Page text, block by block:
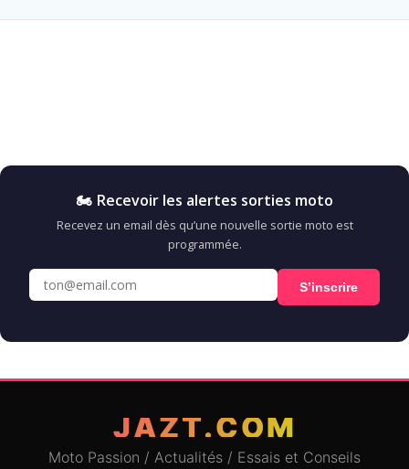
🏍️ Recevoir les alertes sorties moto
Recevez un email dès qu’une nouvelle sortie moto est
programmée.
S’inscrire
JAZT.COM
Moto Passion / Actualités / Essais et Conseils